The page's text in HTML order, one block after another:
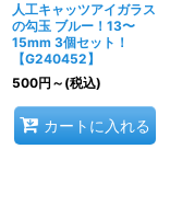
人工キャッツアイガラス
の勾玉 ブルー！13〜
15mm 3個セット！
【G240452】
500円 ～ (税込)
カートに入れる